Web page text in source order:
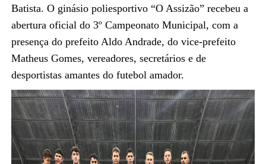
Batista. O ginásio poliesportivo “O Assizão” recebeu a
abertura oficial do 3º Campeonato Municipal, com a
presença do prefeito Aldo Andrade, do vice-prefeito
Matheus Gomes, vereadores, secretários e de
desportistas amantes do futebol amador.